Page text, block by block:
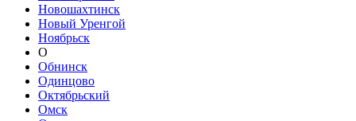
Новошахтинск
Новый Уренгой
Ноябрьск
О
Обнинск
Одинцово
Октябрьский
Омск